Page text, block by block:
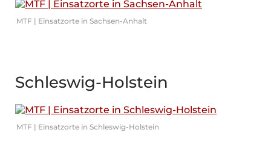
MTF | Einsatzorte in Sachsen-Anhalt
Schleswig-Holstein
MTF | Einsatzorte in Schleswig-Holstein